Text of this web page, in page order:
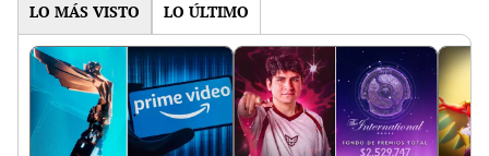
LO MÁS VISTO LO ÚLTIMO